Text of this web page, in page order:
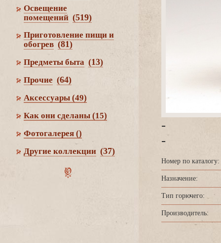
Освещение
помещений (519)
Приготовление пищи и
обогре (81)
Предметы быта (13)
Прочие (64)
Аксессуары (49)
Как они сделаны (15)
Фотогалерея ()
Другие коллекции (37)
-
-
Номер по каталогу:
Назначение:
Тип горючего:
Производитель: